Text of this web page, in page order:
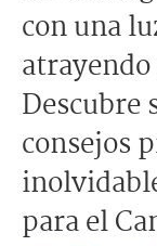
con una
Descubre
consejos
para el